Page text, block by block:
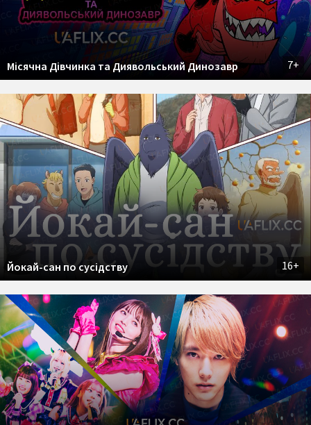
7+
Місячна Дівчинка та Диявольський Динозавр
16+
Йокай-сан по сусідству